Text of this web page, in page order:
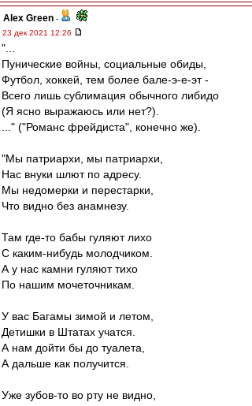
Alex Green -
23 дек 2021 12:26
"...
Пунические войны, социальные обиды,
Футбол, хоккей, тем более бале-э-е-эт -
Всего лишь сублимация обычного либидо
(Я ясно выражаюсь или нет?).
..." ("Романс фрейдиста", конечно же).
"Мы патриархи, мы патриархи,
Нас внуки шлют по адресу.
Мы недомерки и перестарки,
Что видно без анамнезу.
Там где-то бабы гуляют лихо
С каким-нибудь молодчиком.
А у нас камни гуляют тихо
По нашим мочеточникам.
У вас Багамы зимой и летом,
Детишки в Штатах учатся.
А нам дойти бы до туалета,
А дальше как получится.
Уже зубов-то во рту не видно,